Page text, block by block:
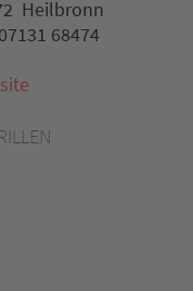
Heilbronn
68474